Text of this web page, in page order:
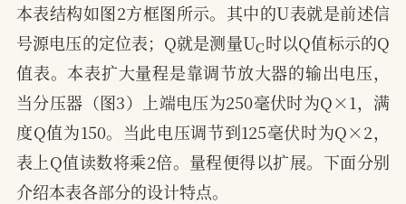
本表结构如图2方框图所示。其中的U表就是前述信
号源电压的定位表；Q就是测量U C时以Q值标示的Q
值表。本表扩大量程是靠调节放大器的输出电压，
当分压器（图3）上端电压为250毫伏时为Q×1，满
度Q值为150。当此电压调节到125毫伏时为Q×2，
表上Q值读数将乘2倍。量程便得以扩展。下面分别
介绍本表各部分的设计特点。